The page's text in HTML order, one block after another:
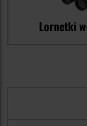
Lornetki